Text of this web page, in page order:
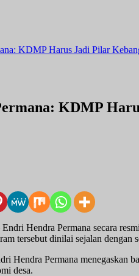
KDMP Harus Jadi Pilar
KDMP
Hendra Permana secara
tersebut dinilai sejalan dengan
Hendra Permana menegaskan
desa.